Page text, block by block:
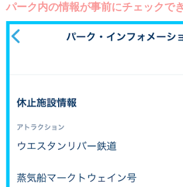
パーク内の情報が事前にチェックで